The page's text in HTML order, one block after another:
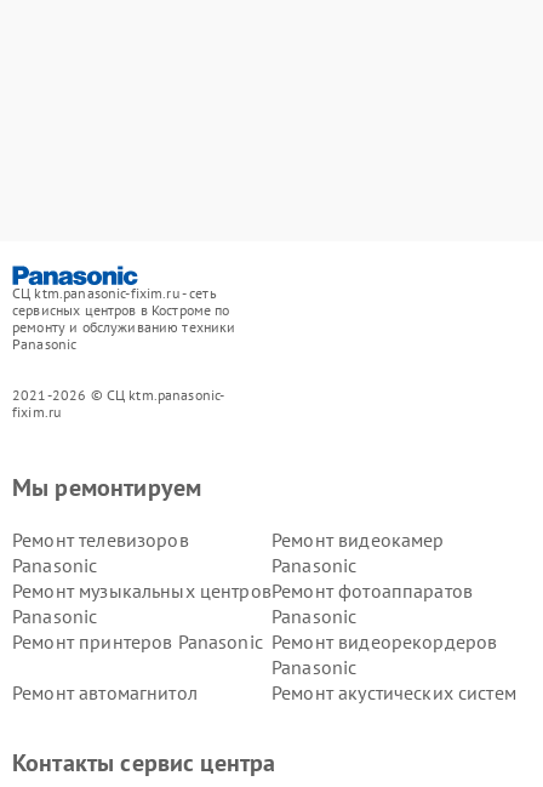
СЦ ktm.panasonic-fixim.ru - сеть
сервисных центров в Костроме по
ремонту и обслуживанию техники
Panasonic
2021-2026 © СЦ ktm.panasonic-
fixim.ru
Мы ремонтируем
Ремонт телевизоров
Panasonic
Ремонт видеокамер
Panasonic
Ремонт музыкальных центров
Panasonic
Ремонт фотоаппаратов
Panasonic
Ремонт принтеров Panasonic Ремонт видеорекордеров
Panasonic
Ремонт автомагнитол
Ремонт акустических систем
панелей Panasonic
Контакты сервис центра